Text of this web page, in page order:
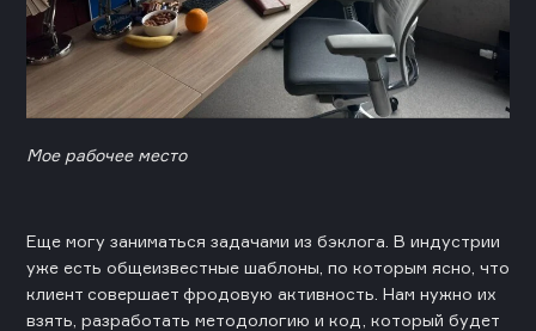
Мое рабочее место
Еще могу заниматься задачами из бэклога. В индустрии
уже есть общеизвестные шаблоны, по которым ясно, что
клиент совершает фродовую активность. Нам нужно их
взять, разработать методологию и код, который будет